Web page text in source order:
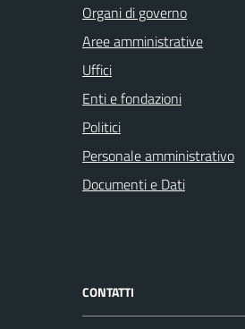
Organi di governo
Aree amministrative
Uffici
Enti e fondazioni
Politici
Personale amministrativo
Documenti e Dati
CONTATTI